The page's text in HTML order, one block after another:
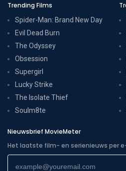
Trending Films
Spider-Man: Brand New Day
Evil Dead Burn
The Odyssey
Obsession
Supergirl
Lucky Strike
The Isolate Thief
Soulm8te
Nieuwsbrief MovieMeter
Het laatste film- en serienieuws per